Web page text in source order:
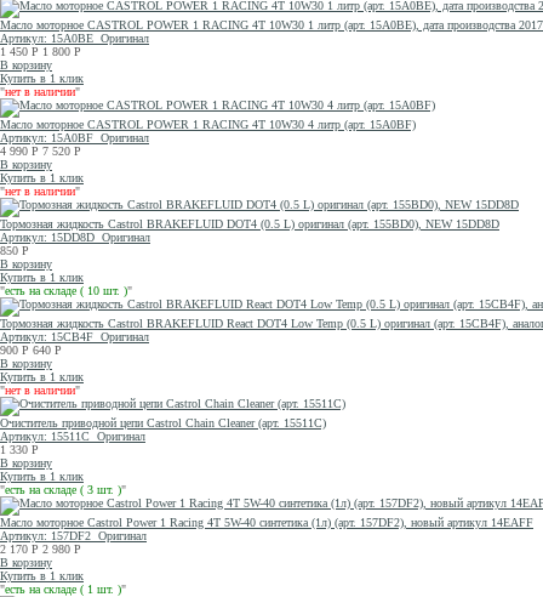
Масло моторное CASTROL POWER 1 RACING 4T 10W30 1 литр (арт. 15A0BE), дата производства
Артикул: 15A0BE Оригинал
1 450 Р 1 800 Р
В корзину
Купить в 1 клик
"нет в наличии"
Масло моторное CASTROL POWER 1 RACING 4T 10W30 4 литр (арт. 15A0BF)
Артикул: 15A0BF Оригинал
4 990 Р 7 520 Р
В корзину
Купить в 1 клик
"нет в наличии"
Тормозная жидкость Castrol BRAKEFLUID DOT4 (0.5 L) оригинал (арт. 155BD0), NEW 15DD8D
Артикул: 15DD8D Оригинал
850 Р
В корзину
Купить в 1 клик
"есть на складе ( 10 шт. )"
Тормозная жидкость Castrol BRAKEFLUID React DOT4 Low Temp (0.5 L) оригинал (арт. 15CB4F),
Артикул: 15CB4F Оригинал
900 Р 640 Р
В корзину
Купить в 1 клик
"нет в наличии"
Очиститель приводной цепи Castrol Chain Cleaner (арт. 15511C)
Артикул: 15511C
Оригинал
1 330 Р
В корзину
Купить в 1 клик
"есть на складе ( 3 шт. )"
Масло моторное Castrol Power 1 Racing 4T 5W-40 синтетика (1л) (арт. 157DF2), новый артикул 14EAFF
Артикул: 157DF2 Оригинал
2 170 Р 2 980 Р
В корзину
Купить в 1 клик
"есть на складе ( 1 шт. )"